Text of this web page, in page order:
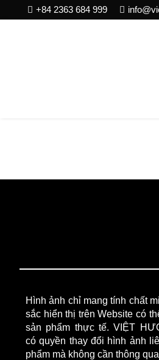
+84 2363 684 999
Hình ảnh chỉ mang tính chất
sắc hiển thị trên Website có
sản phẩm thực tế. VIỆT
có quyền thay đổi hình ảnh
phẩm mà không cần thông